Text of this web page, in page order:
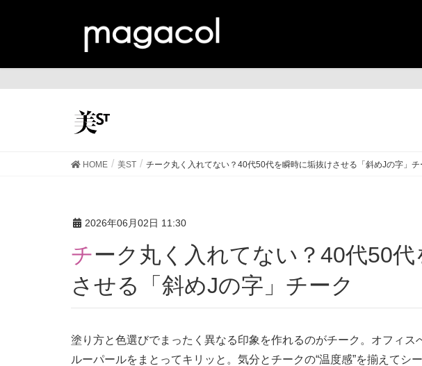
HOME 美ST チーク丸く入れてない？40代50代を瞬時に垢抜けさせる「斜めJの字」チ
2026年06月02日 11:30
チーク丸く入れてない？40代50代を瞬時に垢抜け
させる「斜めJの字」チーク
塗り方と色選びでまったく異なる印象を作れるのがチーク。オフィス
ルーパールをまとってキリッと。気分とチークの“温度感”を揃えてシ